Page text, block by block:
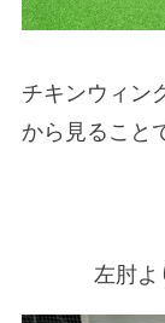
チキンウィン
から見ること
左肘よ